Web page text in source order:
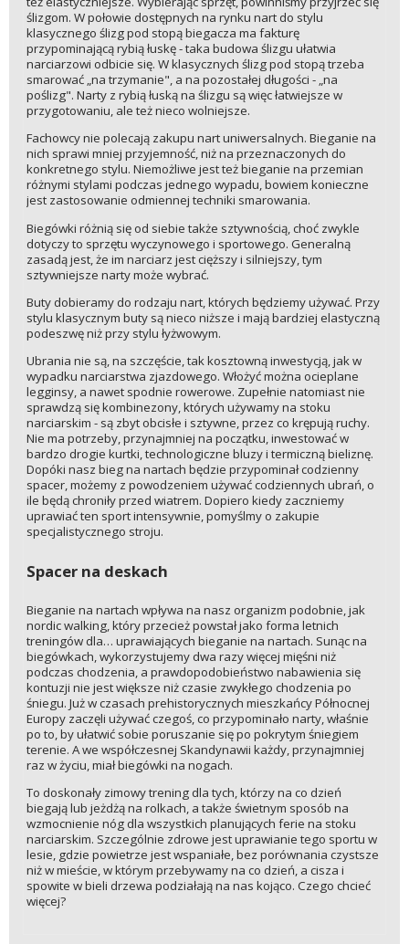
ślizgom. W połowie dostępnych na rynku nart do stylu
klasycznego ślizg pod stopą biegacza ma fakturę
przypominającą rybią łuskę - taka budowa ślizgu ułatwia
narciarzowi odbicie się. W klasycznych ślizg pod stopą trzeba
smarować „na trzymanie", a na pozostałej długości - „na
poślizg". Narty z rybią łuską na ślizgu są więc łatwiejsze w
przygotowaniu, ale też nieco wolniejsze.
Fachowcy nie polecają zakupu nart uniwersalnych. Bieganie na
nich sprawi mniej przyjemność, niż na przeznaczonych do
konkretnego stylu. Niemożliwe jest też bieganie na przemian
różnymi stylami podczas jednego wypadu, bowiem konieczne
jest zastosowanie odmiennej techniki smarowania.
Biegówki różnią się od siebie także sztywnością, choć zwykle
dotyczy to sprzętu wyczynowego i sportowego. Generalną
zasadą jest, że im narciarz jest cięższy i silniejszy, tym
sztywniejsze narty może wybrać.
Buty dobieramy do rodzaju nart, których będziemy używać. Przy
stylu klasycznym buty są nieco niższe i mają bardziej elastyczną
podeszwę niż przy stylu łyżwowym.
Ubrania nie są, na szczęście, tak kosztowną inwestycją, jak w
wypadku narciarstwa zjazdowego. Włożyć można ocieplane
legginsy, a nawet spodnie rowerowe. Zupełnie natomiast nie
sprawdzą się kombinezony, których używamy na stoku
narciarskim - są zbyt obcisłe i sztywne, przez co krępują ruchy.
Nie ma potrzeby, przynajmniej na początku, inwestować w
bardzo drogie kurtki, technologiczne bluzy i termiczną bieliznę.
Dopóki nasz bieg na nartach będzie przypominał codzienny
spacer, możemy z powodzeniem używać codziennych ubrań, o
ile będą chroniły przed wiatrem. Dopiero kiedy zaczniemy
uprawiać ten sport intensywnie, pomyślmy o zakupie
specjalistycznego stroju.
Spacer na deskach
Bieganie na nartach wpływa na nasz organizm podobnie, jak
nordic walking, który przecież powstał jako forma letnich
treningów dla… uprawiających bieganie na nartach. Sunąc na
biegówkach, wykorzystujemy dwa razy więcej mięśni niż
podczas chodzenia, a prawdopodobieństwo nabawienia się
kontuzji nie jest większe niż czasie zwykłego chodzenia po
śniegu. Już w czasach prehistorycznych mieszkańcy Północnej
Europy zaczęli używać czegoś, co przypominało narty, właśnie
po to, by ułatwić sobie poruszanie się po pokrytym śniegiem
terenie. A we współczesnej Skandynawii każdy, przynajmniej
raz w życiu, miał biegówki na nogach.
To doskonały zimowy trening dla tych, którzy na co dzień
biegają lub jeżdżą na rolkach, a także świetnym sposób na
wzmocnienie nóg dla wszystkich planujących ferie na stoku
narciarskim. Szczególnie zdrowe jest uprawianie tego sportu w
lesie, gdzie powietrze jest wspaniałe, bez porównania czystsze
niż w mieście, w którym przebywamy na co dzień, a cisza i
spowite w bieli drzewa podziałają na nas kojąco. Czego chcieć
więcej?